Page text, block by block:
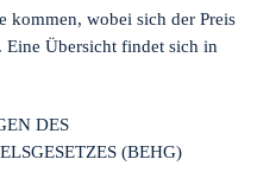
kommen, wobei sich der Preis
Eine Übersicht findet sich in